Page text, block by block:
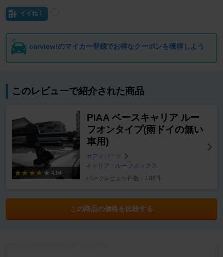
イイね！
carview!のマイカー登録でお得なクーポンを獲得しよう
このレビューで紹介された商品
4.04
PIAA ベースキャリア ルー
フオンタイプ(雨ドイの無い
車用)
ボディパーツ
キャリア・ルーフボックス
パーツレビュー件数：186件
この商品の価格を比較する